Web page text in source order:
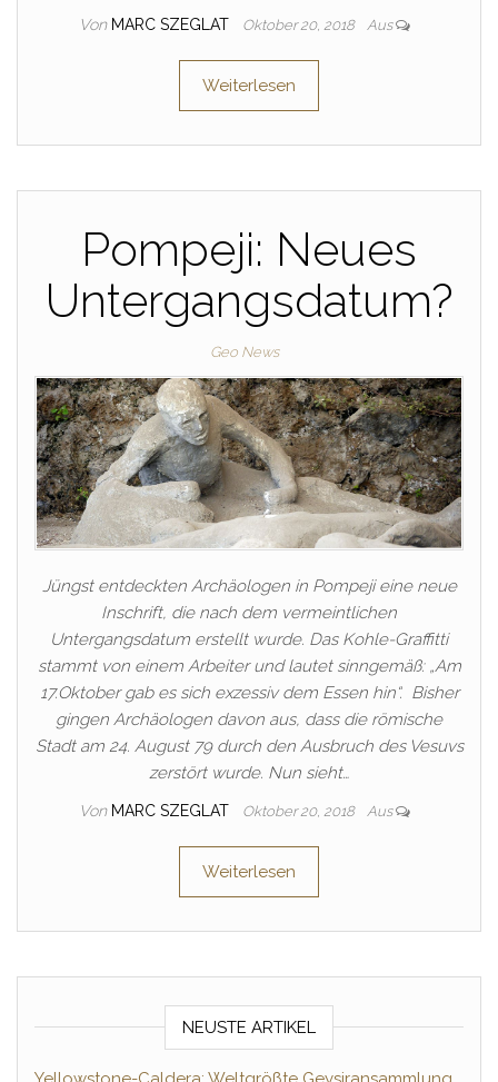
Von MARC SZEGLAT Oktober 20, 2018 Aus
Weiterlesen
Pompeji: Neues
Untergangsdatum?
Geo News
Jüngst entdeckten Archäologen in Pompeji eine neue
Inschrift, die nach dem vermeintlichen
Untergangsdatum erstellt wurde. Das Kohle-Graffitti
stammt von einem Arbeiter und lautet sinngemäß: „Am
17.Oktober gab es sich exzessiv dem Essen hin“. Bisher
gingen Archäologen davon aus, dass die römische
Stadt am 24. August 79 durch den Ausbruch des Vesuvs
zerstört wurde. Nun sieht…
Von MARC SZEGLAT Oktober 20, 2018 Aus
Weiterlesen
NEUSTE ARTIKEL